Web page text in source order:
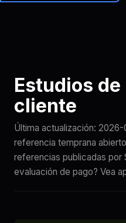
Brainiall
Estudios
cliente
Última actualización: 2026-
referencia temprana
referencias publicadas por
evaluación de pago? Vea